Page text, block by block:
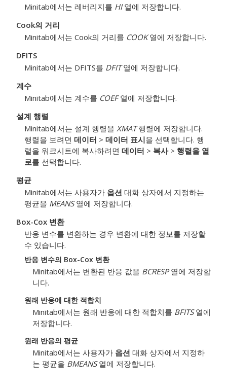
Minitab에서는 레버리지를 HI열에 저장합니다.
Cook의 거리
Minitab에서는 Cook의 거리를 COOK열에 저장합니다.
DFITS
Minitab에서는 DFITS를 DFIT열에 저장합니다.
계수
Minitab에서는 계수를 COEF열에 저장합니다.
설계 행렬
Minitab에서는 설계 행렬을 XMAT행렬에 저장합니다.
행렬을 보려면 데이터 > 데이터 표시을 선택합니다. 행
렬을 워크시트에 복사하려면 데이터 > 복사> 행렬을 열
로를 선택합니다.
평균
Minitab에서는 사용자가 옵션 대화 상자에서 지정하는
평균을 MEANS열에 저장합니다.
Box-Cox 변환
반응 변수를 변환하는 경우 변환에 대한 정보를 저장할
수 있습니다.
반응 변수의 Box-Cox 변환
Minitab에서는 변환된 반응 값을 BCRESP열에 저장합
니다.
원래 반응에 대한 적합치
Minitab에서는 원래 반응에 대한 적합치를 BFITS열에
저장합니다.
원래 반응의 평균
Minitab에서는 사용자가 옵션 대화 상자에서 지정하
는 평균을 BMEANS열에 저장합니다.